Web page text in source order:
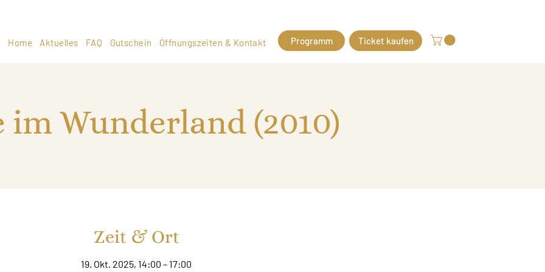
Home Aktuelles FAQ Gutschein Öffnungszeiten & Kontakt Programm Ticket kaufen
im Wunderland (2010)
Zeit & Ort
19. Okt. 2025, 14:00 – 17:00